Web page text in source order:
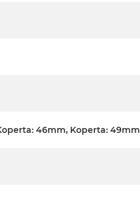
46mm, Koperta: 49mm